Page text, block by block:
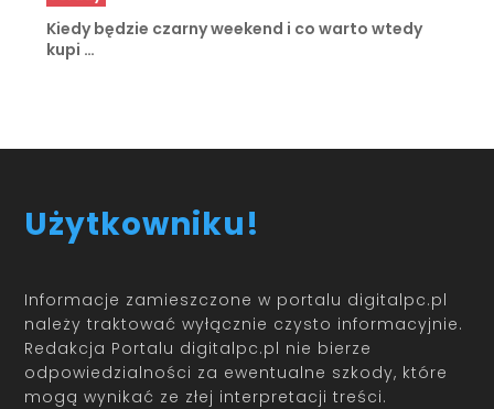
Kiedy będzie czarny weekend i co warto wtedy
kupi …
Użytkowniku!
Informacje zamieszczone w portalu digitalpc.pl
należy traktować wyłącznie czysto informacyjnie.
Redakcja Portalu digitalpc.pl nie bierze
odpowiedzialności za ewentualne szkody, które
mogą wynikać ze złej interpretacji treści.